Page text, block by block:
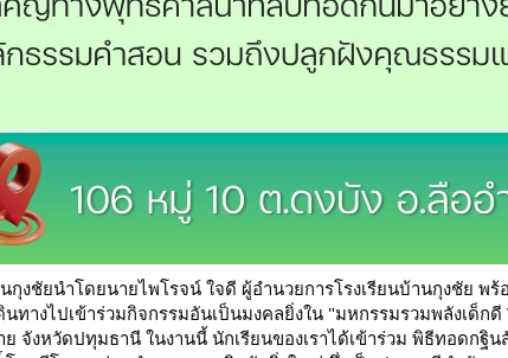
นกุงชัยนำโดยนายไพโรจน์ ใจดี ผู้อำนวยการโรงเรียนบ้านกุงชัย
นทางไปเข้าร่วมกิจกรรมอันเป็นมงคลยิ่งใน "มหกรรมรวมพลังเด็ก
ย จังหวัดปทุมธานี ในงานนี้ นักเรียนของเราได้เข้าร่วม พิธีทอดกฐิ